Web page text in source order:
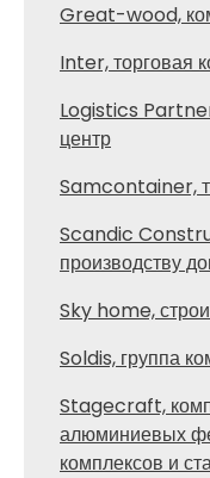
Great-wood,
Inter, торговая
Logistics
центр
Samcontainer,
Scandic
производству
Sky home,
Soldis, группа
Stagecraft,
алюминиевых
комплексов и